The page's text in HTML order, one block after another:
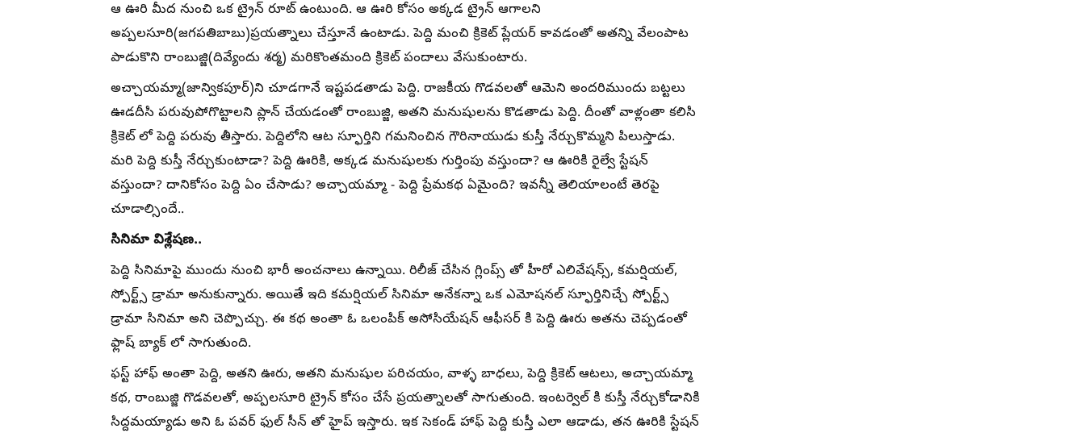
ఆ ఊరి మీద నుంచి ఒక ట్రైన్ రూట్ ఉంటుంది. ఆ ఊరి కోసం అక్కడ ట్రైన్ ఆగాలని
అప్పలసూరి(జగపతిబాబు)ప్రయత్నాలు చేస్తూనే ఉంటాడు. పెద్ది మంచి క్రికెట్ ప్లేయర్ కావడంతో అతన్ని వేలంపాట
పాడుకొని రాంబుజ్జి(దివ్యేందు శర్మ) మరికొంతమంది క్రికెట్ పందాలు వేసుకుంటారు.
అచ్చాయమ్మా(జాన్వికపూర్)ని చూడగానే ఇష్టపడతాడు పెద్ది. రాజకీయ గొడవలతో ఆమెని అందరిముందు బట్టలు
ఊడదీసి పరువుపోగొట్టాలని ప్లాన్ చేయడంతో రాంబుజ్జి, అతని మనుషులను కొడతాడు పెద్ది. దీంతో వాళ్లంతా కలిసి
క్రికెట్ లో పెద్ది పరువు తీస్తారు. పెద్దిలోని ఆట స్ఫూర్తిని గమనించిన గౌరినాయుడు కుస్తీ నేర్చుకొమ్మని పిలుస్తాడు.
మరి పెద్ది కుస్తీ నేర్చుకుంటాడా? పెద్ది ఊరికి, అక్కడ మనుషులకు గుర్తింపు వస్తుందా? ఆ ఊరికి రైల్వే స్టేషన్
వస్తుందా? దానికోసం పెద్ది ఏం చేసాడు? అచ్చాయమ్మా - పెద్ది ప్రేమకథ ఏమైంది? ఇవన్నీ తెలియాలంటే తెరపై
చూడాల్సిందే..
సినిమా విశ్లేషణ..
పెద్ది సినిమాపై ముందు నుంచి భారీ అంచనాలు ఉన్నాయి. రిలీజ్ చేసిన గ్లింప్స్ తో హీరో ఎలివేషన్స్, కమర్షియల్,
స్పోర్ట్స్ డ్రామా అనుకున్నారు. అయితే ఇది కమర్షియల్ సినిమా అనేకన్నా ఒక ఎమోషనల్ స్ఫూర్తినిచ్చే స్పోర్ట్స్
డ్రామా సినిమా అని చెప్పొచ్చు. ఈ కథ అంతా ఓ ఒలంపిక్ అసోసియేషన్ ఆఫీసర్ కి పెద్ది ఊరు అతను చెప్పడంతో
ఫ్లాష్ బ్యాక్ లో సాగుతుంది.
ఫస్ట్ హాఫ్ అంతా పెద్ది, అతని ఊరు, అతని మనుషుల పరిచయం, వాళ్ళ బాధలు, పెద్ది క్రికెట్ ఆటలు, అచ్చాయమ్మా
కథ, రాంబుజ్జి గొడవలతో, అప్పలసూరి ట్రైన్ కోసం చేసే ప్రయత్నాలతో సాగుతుంది. ఇంటర్వెల్ కి కుస్తీ నేర్చుకోడానికి
సిద్దమయ్యాడు అని ఓ పవర్ ఫుల్ సీన్ తో హైప్ ఇస్తారు. ఇక సెకండ్ హాఫ్ పెద్ది కుస్తీ ఎలా ఆడాడు, తన ఊరికి స్టేషన్